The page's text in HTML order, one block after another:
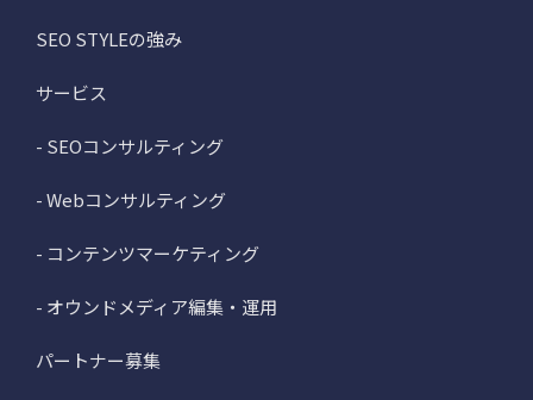
SEO STYLEの強み
サービス
- SEOコンサルティング
- Webコンサルティング
- コンテンツマーケティング
- オウンドメディア編集・運用
パートナー募集